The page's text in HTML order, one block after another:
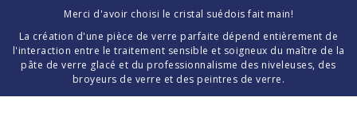
Merci d'avoir choisi le cristal suédois fait main!
La création d'une pièce de verre parfaite dépend entièrement de
l'interaction entre le traitement sensible et soigneux du maître de la
pâte de verre glacé et du professionnalisme des niveleuses, des
broyeurs de verre et des peintres de verre.